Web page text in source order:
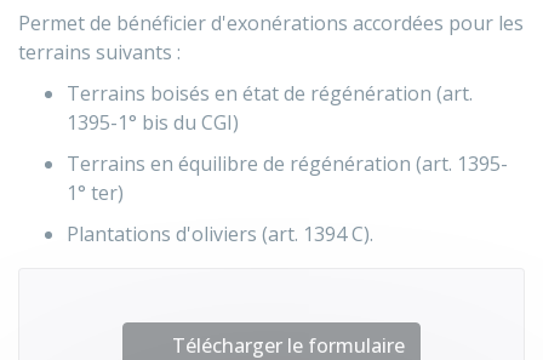
Permet de bénéficier d'exonérations accordées pour les
terrains suivants :
Terrains boisés en état de régénération (art.
1395-1° bis du CGI)
Terrains en équilibre de régénération (art. 1395-
1° ter)
Plantations d'oliviers (art. 1394 C).
Télécharger le formulaire